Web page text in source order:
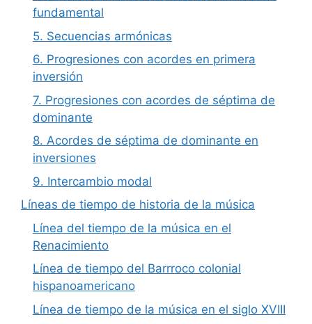
fundamental
5. Secuencias armónicas
6. Progresiones con acordes en primera
inversión
7. Progresiones con acordes de séptima de
dominante
8. Acordes de séptima de dominante en
inversiones
9. Intercambio modal
Líneas de tiempo de historia de la música
Línea del tiempo de la música en el
Renacimiento
Línea de tiempo del Barrroco colonial
hispanoamericano
Línea de tiempo de la música en el siglo XVIII